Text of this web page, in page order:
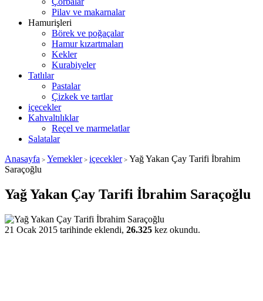
Pilav ve makarnalar
Hamurişleri
Börek ve poğaçalar
Hamur kızartmaları
Kekler
Kurabiyeler
Tatlılar
Pastalar
Çizkek ve tartlar
içecekler
Kahvaltılıklar
Reçel ve marmelatlar
Salatalar
Anasayfa > Yemekler> içecekler> Yağ Yakan Çay Tarifi İbrahim
Saraçoğlu
Yağ Yakan Çay Tarifi İbrahim Saraçoğlu
21 Ocak 2015 tarihinde eklendi, 26.325 kez okundu.